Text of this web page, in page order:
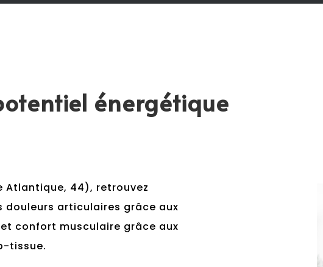
énergétique
Atlantique, 44), retrouvez
articulaires grâce aux
confort musculaire grâce aux
tissue.